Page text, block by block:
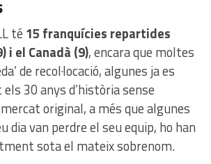
té 15 franquícies repartides
i el Canadà (9), encara que moltes
de recol·locació, algunes ja es
30 anys d’història sense
original, a més que algunes
dia van perdre el seu equip, ho han
sota el mateix sobrenom.